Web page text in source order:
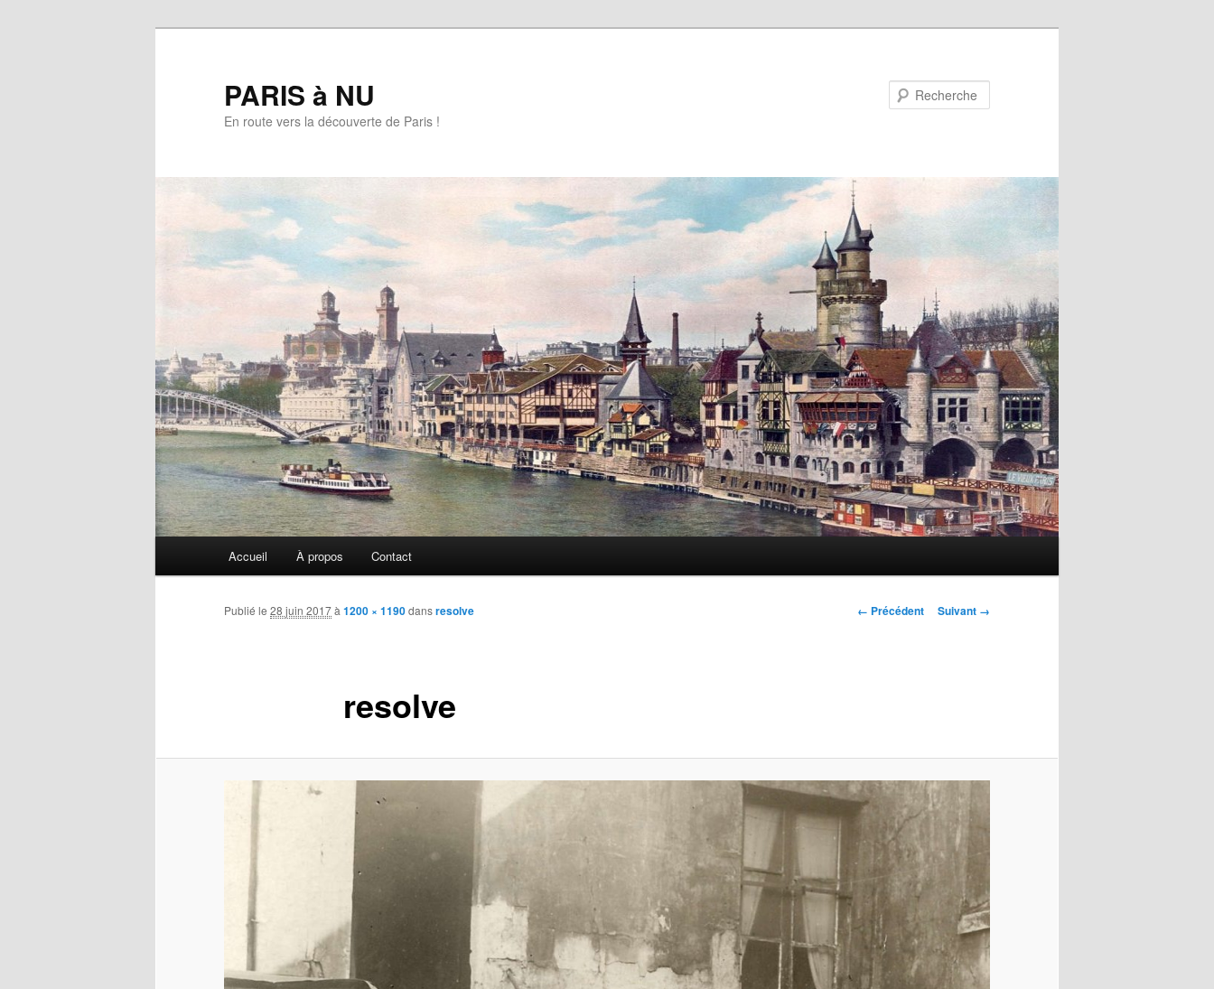
PARIS à NU
En route vers la découverte de Paris !
Accueil À propos Contact
Navigation
← Précédent Suivant →
resolve
Publié le 28 juin 2017à1200 × 1190dansresolve